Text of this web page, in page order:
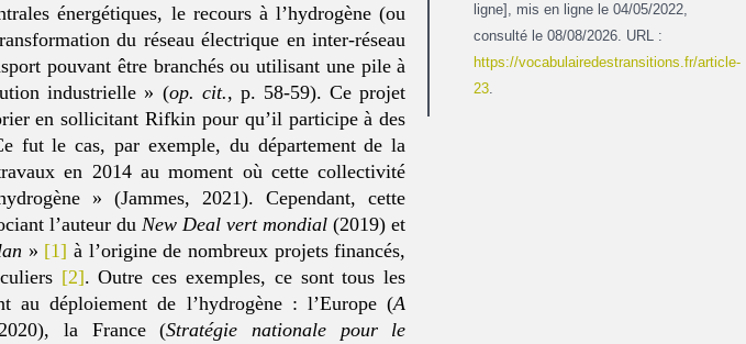
énergétiques, le recours à l’hydrogène (ou
du réseau électrique en inter-réseau
pouvant être branchés ou utilisant une pile à
industrielle » (op. cit., p. 58-59). Ce projet
en sollicitant Rifkin pour qu’il participe à des
fut le cas, par exemple, du département de la
en 2014 au moment où cette collectivité
» (Jammes, 2021). Cependant, cette
l’auteur du New Deal vert mondial (2019) et
» [1] à l’origine de nombreux projets financés,
[2]. Outre ces exemples, ce sont tous les
au déploiement de l’hydrogène : l’Europe (A
la France (Stratégie nationale pour le
ligne], mis en ligne le 04/05/2022,
consulté le 08/08/2026. URL :
https://vocabulairedestransitions.fr/article-
23.